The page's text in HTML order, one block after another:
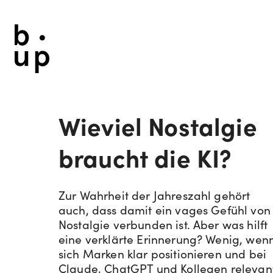
Wieviel Nostalgie
braucht die KI?
Zur Wahrheit der Jahreszahl gehört
auch, dass damit ein vages Gefühl von
Nostalgie verbunden ist. Aber was hilft
eine verklärte Erinnerung? Wenig,
sich Marken klar positionieren und bei
Claude, ChatGPT und Kollegen